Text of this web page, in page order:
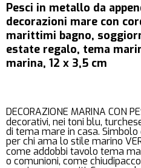
Pesci in metallo da
decorazioni mare con
marittimi bagno,
estate regalo, tema
marina, 12 x 3,5 cm
DECORAZIONE MARINA CON
decorativi, nei toni blu,
di tema mare in casa.
per chi ama lo stile marino
come addobbi tavolo tema
o comunioni, come